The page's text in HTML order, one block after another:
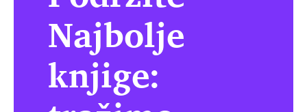
Najbolje
knjige: